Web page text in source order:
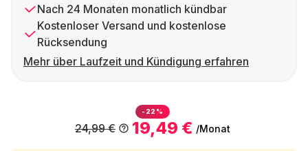
Nach 24 Monaten monatlich kündbar
Kostenloser Versand und kostenlose
Rücksendung
Mehr über Laufzeit und Kündigung erfahren
-22%
19,49 € /Monat
24,99 €